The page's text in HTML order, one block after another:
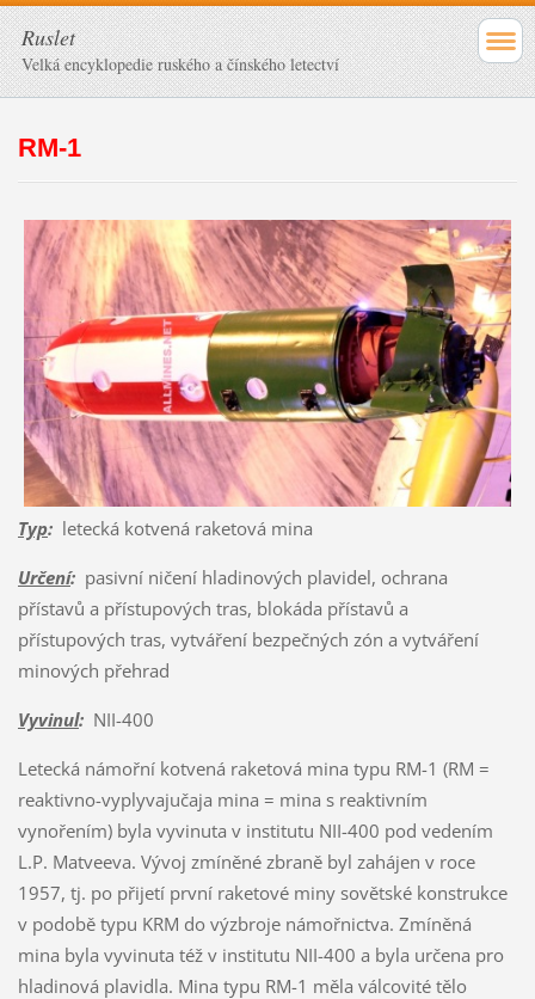
Ruslet
Velká encyklopedie ruského a čínského letectví
RM-1
Typ:letecká kotvená raketová mina
Určení:pasivní ničení hladinových plavidel, ochrana
přístavů a přístupových tras, blokáda přístavů a
přístupových tras, vytváření bezpečných zón a vytváření
minových přehrad
Vyvinul:NII-400
Letecká námořní kotvená raketová mina typu RM-1 (RM =
reaktivno-vyplyvajučaja mina = mina s reaktivním
vynořením) byla vyvinuta v institutu NII-400 pod vedením
L.P. Matveeva. Vývoj zmíněné zbraně byl zahájen v roce
1957, tj. po přijetí první raketové miny sovětské konstrukce
v podobě typu KRM do výzbroje námořnictva. Zmíněná
mina byla vyvinuta též v institutu NII-400 a byla určena pro
hladinová plavidla. Mina typu RM-1 měla válcovité tělo